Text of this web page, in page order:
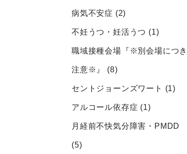
病気不安症 (2)
不妊うつ・妊活うつ (1)
職域接種会場『※別会場につき
注意※』 (8)
セントジョーンズワート (1)
アルコール依存症 (1)
月経前不快気分障害・PMDD
(5)